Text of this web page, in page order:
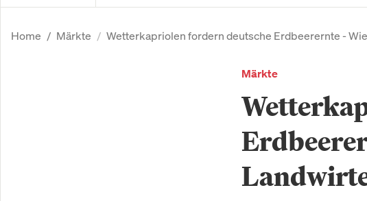
Home Märkte Wetterkapriolen fordern deutsche Erdbeerernte -
Märkte